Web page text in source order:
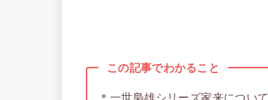
この記事でわかること
＊一世梟雄シリーズ家来について